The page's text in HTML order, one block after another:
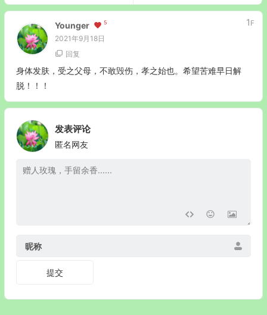
Younger 5
2021年9月18日
1 F
回复
身体发肤，受之父母，不敢毁伤，孝之始也。希望苦难早日解
脱！！！
发表评论
匿名网友
昵称